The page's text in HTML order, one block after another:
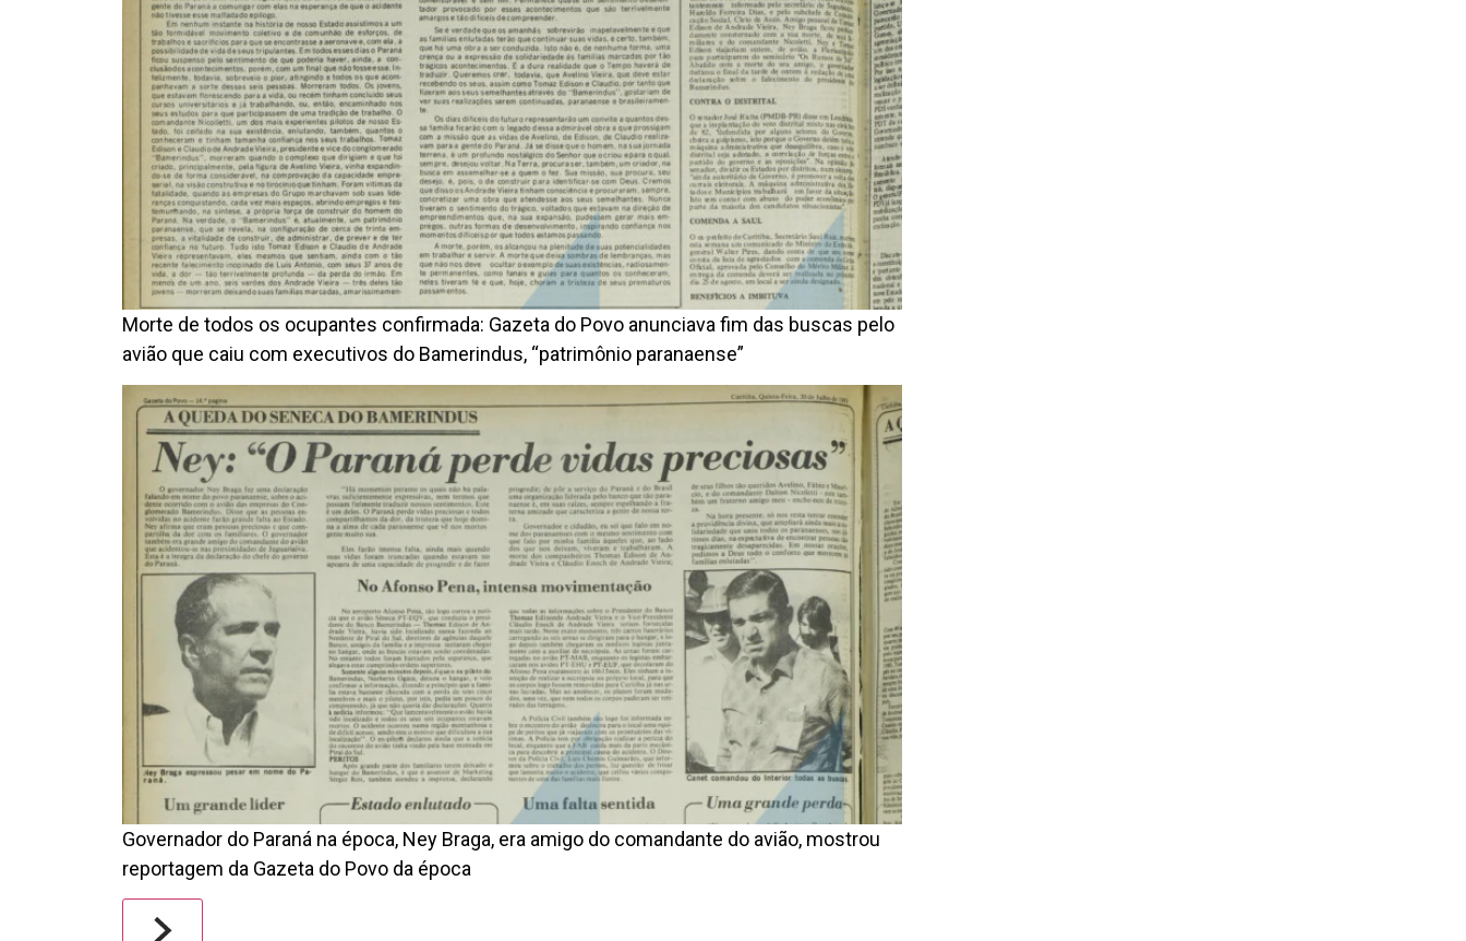
Morte de todos os ocupantes confirmada: Gazeta do Povo anunciava fim das buscas pelo
avião que caiu com executivos do Bamerindus, “patrimônio paranaense”
Governador do Paraná na época, Ney Braga, era amigo do comandante do avião, mostrou
reportagem da Gazeta do Povo da época